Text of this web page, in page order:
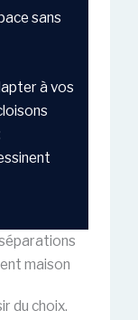
sans
à vos
maison
du choix.